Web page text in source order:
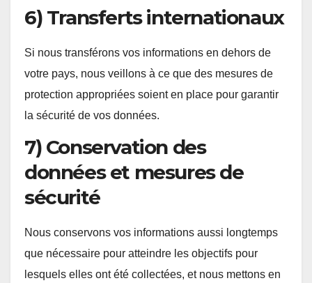
6) Transferts internationaux
Si nous transférons vos informations en dehors de
votre pays, nous veillons à ce que des mesures de
protection appropriées soient en place pour garantir
la sécurité de vos données.
7) Conservation des
données et mesures de
sécurité
Nous conservons vos informations aussi longtemps
que nécessaire pour atteindre les objectifs pour
lesquels elles ont été collectées, et nous mettons en